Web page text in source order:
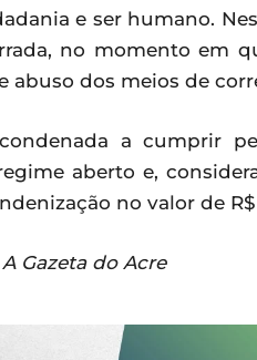
e ser humano.
no momento em
abuso dos meios de
a cumprir
aberto e,
no valor de
Gazeta do Acre